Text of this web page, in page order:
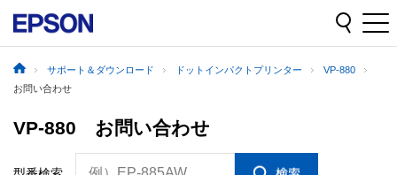
サポート＆ダウンロード ドットインパクトプリンター
VP-880
お問い合わせ
VP-880 お問い合わせ